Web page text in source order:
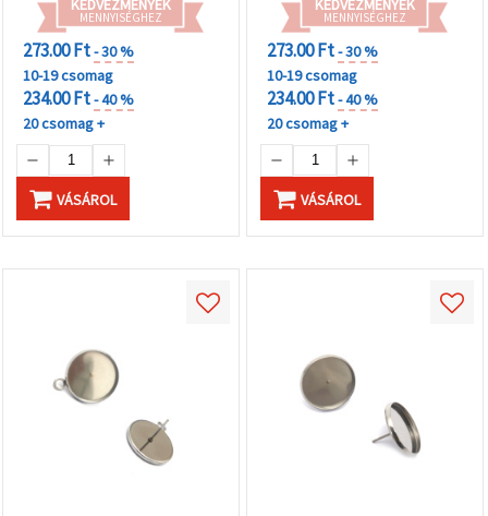
MENNYISÉGHEZ
273.00 Ft- 30 %
10-19 csomag
234.00 Ft- 40 %
20 csomag +
VÁSÁROL
MENNYISÉGHEZ
273.00 Ft- 30 %
10-19 csomag
234.00 Ft- 40 %
20 csomag +
VÁSÁROL